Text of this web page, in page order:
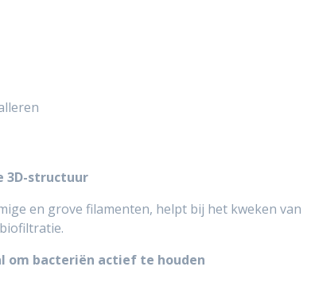
3D-structuur
en grove filamenten, helpt bij het kweken van
om bacteriën actief te houden